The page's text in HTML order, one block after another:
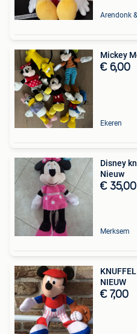
Arendonk
Mickey
€ 6,00
Ekeren
Disney
Nieuw
€ 35,00
Merksem
NIEUW
€ 7,00